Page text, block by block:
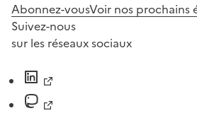
Abonnez-vousVoir nos prochains
Suivez-nous
sur les réseaux sociaux